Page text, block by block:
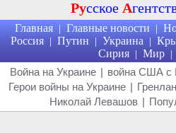
Русское А
Главная | Главные новости |
Россия | Путин | Украина |
Сирия | Мир |
Война на Украине | война США с
Герои войны на Украине |
Николай Левашов |